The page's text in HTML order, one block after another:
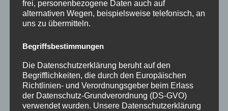
frei, personenbezogene Daten auch auf
alternativen Wegen, beispielsweise telefonisch, an
uns zu übermitteln.
Begriffsbestimmungen
Die Datenschutzerklärung beruht auf den
Begrifflichkeiten, die durch den Europäischen
Richtlinien- und Verordnungsgeber beim Erlass
der Datenschutz-Grundverordnung (DS-GVO)
verwendet wurden. Unsere Datenschutzerklärung